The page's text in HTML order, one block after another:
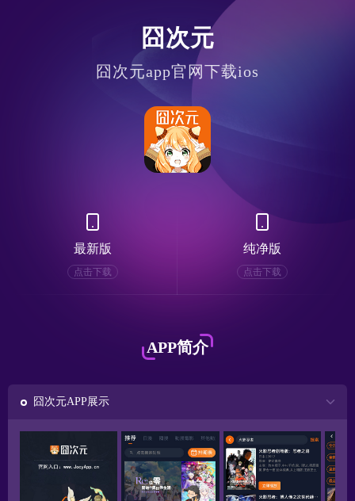
囧次元
囧次元app官网下载ios
最新版
点击下载
纯净版
点击下载
APP简介
囧次元APP展示